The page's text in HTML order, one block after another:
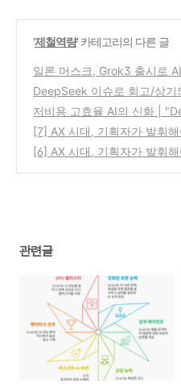
'제철역량' 카테고리의 다른 글
일론 머스크, Grok3 출시로
(2)
DeepSeek 이슈로 회고/상기
역설 "
(2)
저비용 고효율 AI의 신화 |
정리
(2)
[7] AX 시대, 기획자가 발휘
(3)
[6] AX 시대, 기획자가 발휘
관련글